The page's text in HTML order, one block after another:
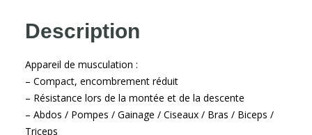
Description
Appareil de musculation :
– Compact, encombrement réduit
– Résistance lors de la montée et de la descente
– Abdos / Pompes / Gainage / Ciseaux / Bras / Biceps /
Triceps